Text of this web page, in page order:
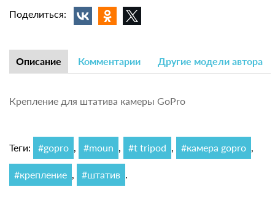
Поделиться:
Описание Комментарии Другие модели автора
Крепление для штатива камеры GoPro
Теги: #gopro , #moun , #t tripod , #камера gopro ,
#крепление , #штатив .